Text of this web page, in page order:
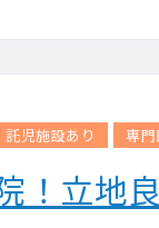
託児施設あり 専
！立地